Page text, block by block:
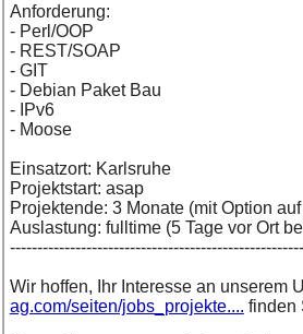
Anforderung:
- Perl/OOP
- REST/SOAP
- GIT
- Debian Paket Bau
- IPv6
- Moose
Einsatzort: Karlsruhe
Projektstart: asap
Projektende: 3 Monate (mit Option
Auslastung: fulltime (5 Tage vor Ort
Wir hoffen, Ihr Interesse an unserem
ag.com/seiten/jobs_projekte.... finden